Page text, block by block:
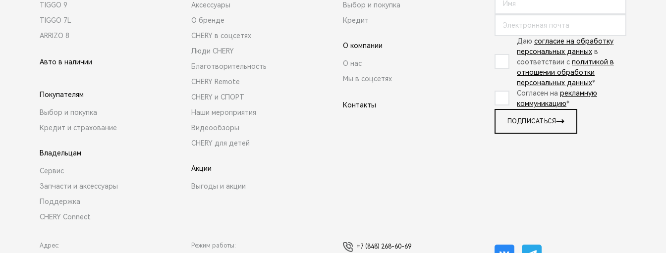
TIGGO 9
TIGGO 7L
ARRIZO 8
Авто в наличии
Покупателям
Выбор и покупка
Кредит и страхование
Владельцам
Сервис
Запчасти и аксессуары
Поддержка
CHERY Connect
Аксессуары
О бренде
CHERY в соцсетях
Люди CHERY
Благотворительность
CHERY Remote
CHERY и СПОРТ
Наши мероприятия
Видеообзоры
CHERY для детей
Акции
Выгоды и акции
Выбор и покупка
Кредит
О компании
О нас
Мы в соцсетях
Контакты
Даю согласие на обработку
персональных данных в
соответствии с политикой в
отношении обработки
персональных данных*
Согласен на рекламную
коммуникацию*
ПОДПИСАТЬСЯ
Адрес: Режим работы: +7 (848) 268-60-69